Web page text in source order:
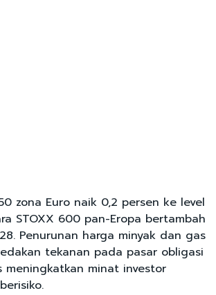
zona Euro naik 0,2 persen ke level
STOXX 600 pan-Eropa bertambah
Penurunan harga minyak dan gas
tekanan pada pasar obligasi
meningkatkan minat investor